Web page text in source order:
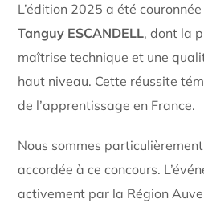
L’édition 2025 a été
Tanguy ESCANDELL, dont la
maîtrise technique et une
haut niveau. Cette réussite
de l’apprentissage en France.
Nous sommes
accordée à ce concours.
activement par la Région